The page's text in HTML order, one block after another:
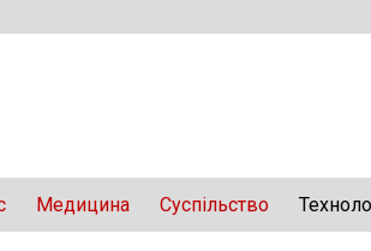
Медицина Суспільство